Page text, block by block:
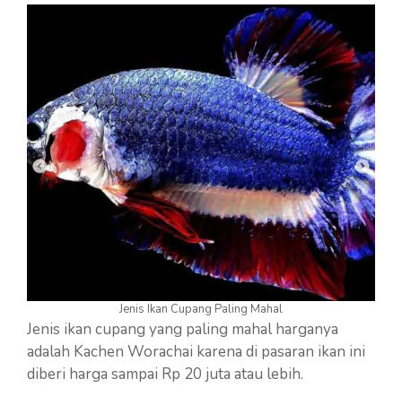
Jenis Ikan Cupang Paling Mahal
Jenis ikan cupang yang paling mahal harganya
adalah Kachen Worachai karena di pasaran ikan ini
diberi harga sampai Rp 20 juta atau lebih.